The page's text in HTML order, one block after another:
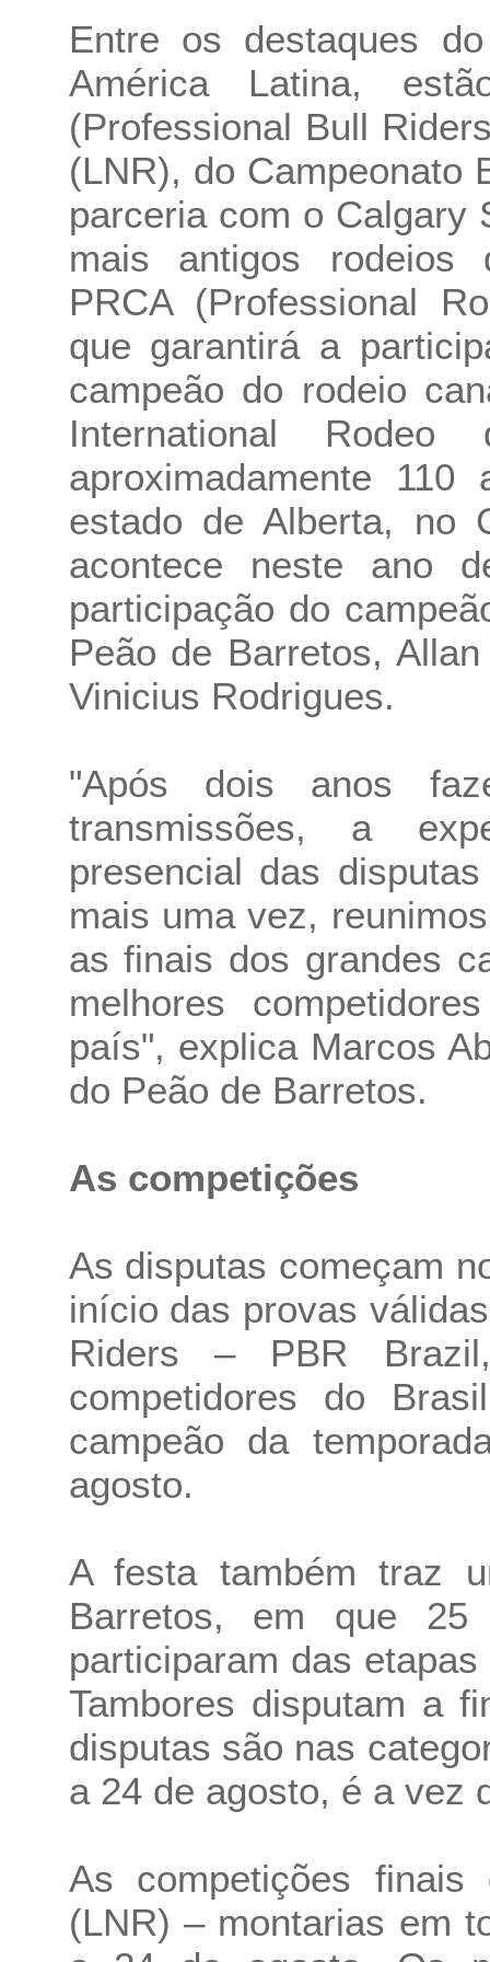
Entre os destaques
América Latina,
(Professional Bull
(LNR), do Campeonato
parceria com o Calgary
mais antigos rodeios
PRCA (Professional
que garantirá a
campeão do rodeio
International
aproximadamente
estado de Alberta, no
acontece neste
participação do
Peão de Barretos,
Vinicius Rodrigues.
"Após dois anos
transmissões, a
presencial das
mais uma vez,
as finais dos grandes
melhores
país", explica Marcos
do Peão de Barretos.
As competições
As disputas começam
início das provas
Riders – PBR
competidores do
campeão da
agosto.
A festa também traz
Barretos, em que 25
participaram das
Tambores disputam a
disputas são nas
a 24 de agosto, é a vez
As competições
(LNR) – montarias em